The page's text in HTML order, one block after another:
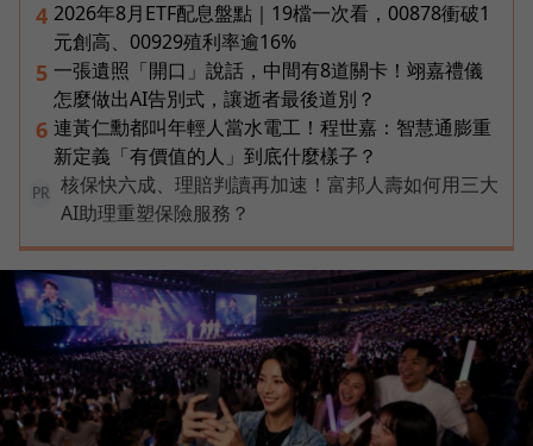
4 2026年8月ETF配息盤點｜19檔一次看，00878衝破1
元創高、00929殖利率逾16%
5 一張遺照「開口」說話，中間有8道關卡！翊嘉禮儀
怎麼做出AI告別式，讓逝者最後道別？
6 連黃仁勳都叫年輕人當水電工！程世嘉：智慧通膨重
新定義「有價值的人」到底什麼樣子？
PR
核保快六成、理賠判讀再加速！富邦人壽如何用三大
AI助理重塑保險服務？